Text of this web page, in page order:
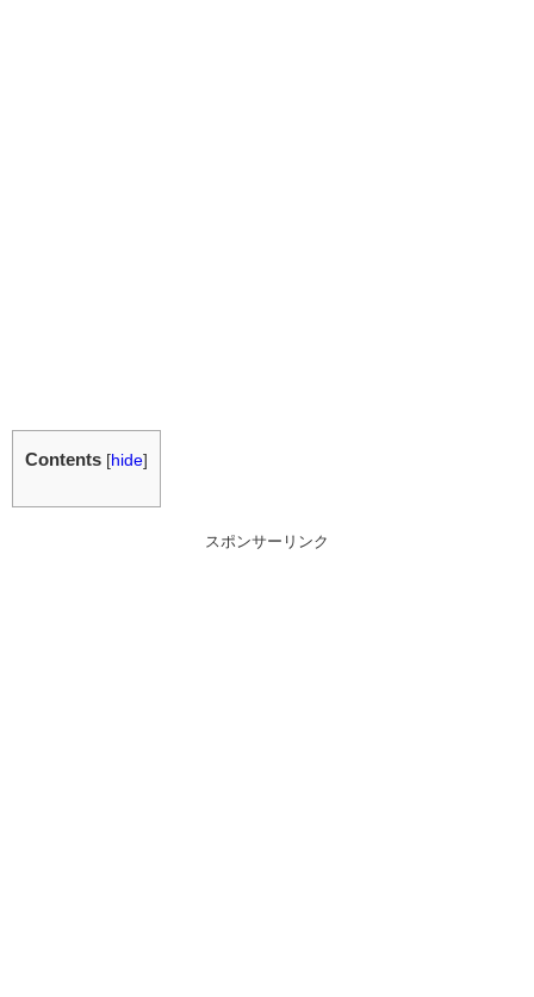
Contents [hide]
スポンサーリンク